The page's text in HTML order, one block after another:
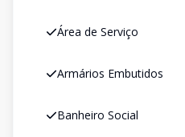
Área de Serviço
Armários Embutidos
Banheiro Social